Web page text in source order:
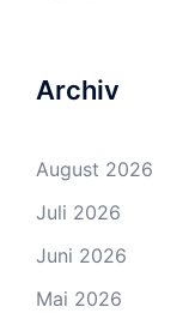
Archiv
August 2026
Juli 2026
Juni 2026
Mai 2026